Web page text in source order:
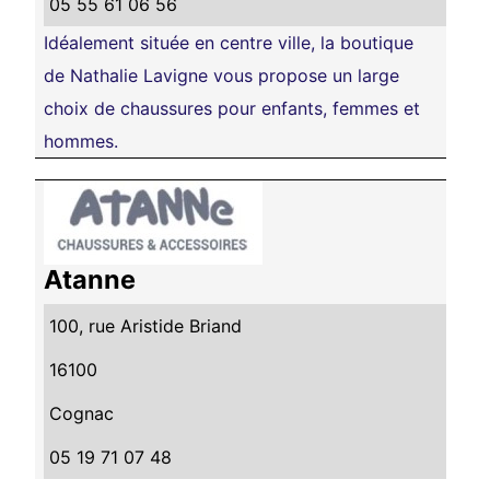
05 55 61 06 56
Idéalement située en centre ville, la boutique
de Nathalie Lavigne vous propose un large
choix de chaussures pour enfants, femmes et
hommes.
Atanne
100, rue Aristide Briand
16100
Cognac
05 19 71 07 48